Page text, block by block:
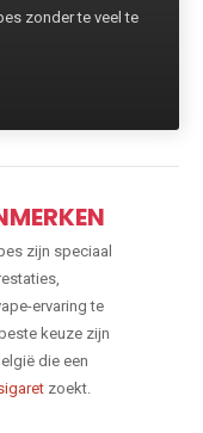
zonder te veel te
zijn speciaal
ervaring te
keuze zijn
die een
zoekt.